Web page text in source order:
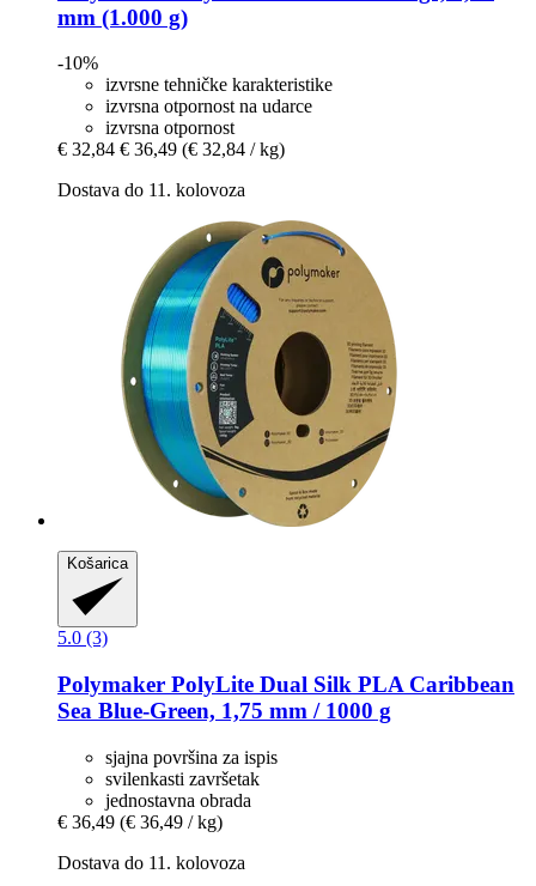
mm (1.000 g)
-10%
izvrsne tehničke karakteristike
izvrsna otpornost na udarce
izvrsna otpornost
€ 32,84 € 36,49 (€ 32,84 / kg)
Dostava do 11. kolovoza
Košarica
5.0 (3)
Polymaker PolyLite Dual Silk PLA Caribbean
Sea Blue-​Green, 1,75 mm / 1000 g
sjajna površina za ispis
svilenkasti završetak
jednostavna obrada
€ 36,49 (€ 36,49 / kg)
Dostava do 11. kolovoza